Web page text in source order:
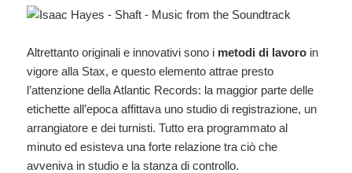
Altrettanto originali e innovativi sono i metodi di lavoro in
vigore alla Stax, e questo elemento attrae presto
l’attenzione della Atlantic Records: la maggior parte delle
etichette all’epoca affittava uno studio di registrazione, un
arrangiatore e dei turnisti. Tutto era programmato al
minuto ed esisteva una forte relazione tra ciò che
avveniva in studio e la stanza di controllo.